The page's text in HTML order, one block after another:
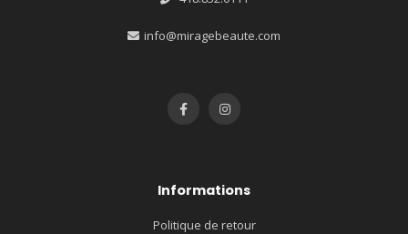
info@miragebeaute.com
Informations
Politique de retour